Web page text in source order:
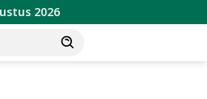
Promo JSM Toko Remaja